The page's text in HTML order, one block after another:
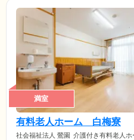
満室
有料老人ホーム 白梅寮
社会福祉法人 鶯園 介護付き有料老人ホ